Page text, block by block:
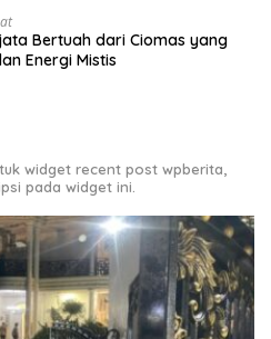
Bertuah dari Ciomas yang
Energi Mistis
widget recent post wpberita,
pada widget ini.